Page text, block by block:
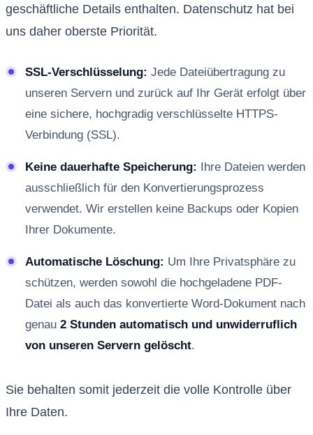
geschäftliche Details enthalten. Datenschutz hat bei
uns daher oberste Priorität.
SSL-Verschlüsselung: Jede Dateiübertragung zu
unseren Servern und zurück auf Ihr Gerät erfolgt über
eine sichere, hochgradig verschlüsselte HTTPS-
Verbindung (SSL).
Keine dauerhafte Speicherung: Ihre Dateien werden
ausschließlich für den Konvertierungsprozess
verwendet. Wir erstellen keine Backups oder Kopien
Ihrer Dokumente.
Automatische Löschung: Um Ihre Privatsphäre zu
schützen, werden sowohl die hochgeladene PDF-
Datei als auch das konvertierte Word-Dokument nach
genau 2 Stunden automatisch und unwiderruflich
von unseren Servern gelöscht.
Sie behalten somit jederzeit die volle Kontrolle über
Ihre Daten.